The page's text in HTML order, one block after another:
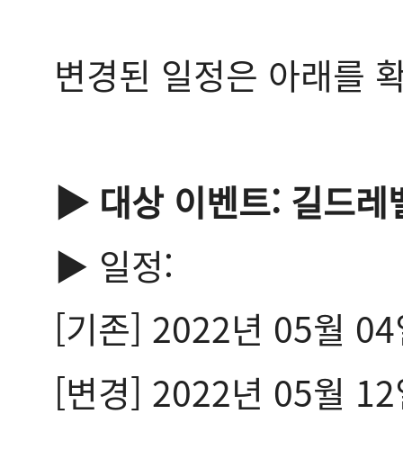
변경된 일정은 아래를
▶ 대상 이벤트: 길드레
▶ 일정:
[기존] 2022년 05월
[변경] 2022년 05월